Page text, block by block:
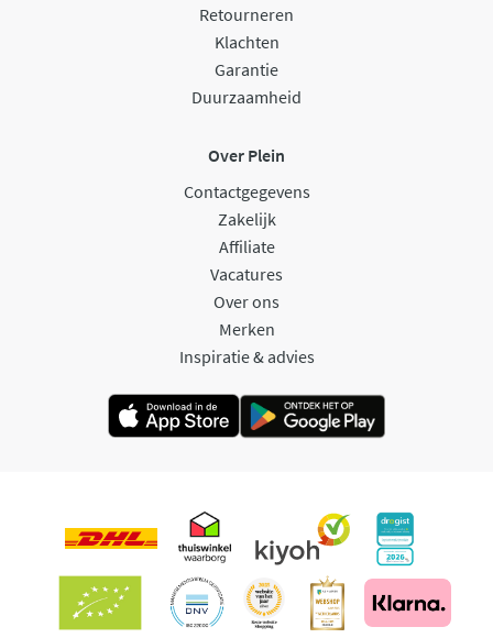
Retourneren
Klachten
Garantie
Duurzaamheid
Over Plein
Contactgegevens
Zakelijk
Affiliate
Vacatures
Over ons
Merken
Inspiratie & advies